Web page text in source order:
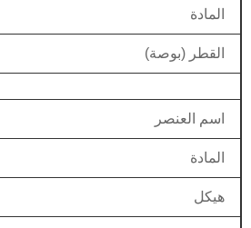
المادة
القطر (بوصة)
اسم العنصر
المادة
هيكل